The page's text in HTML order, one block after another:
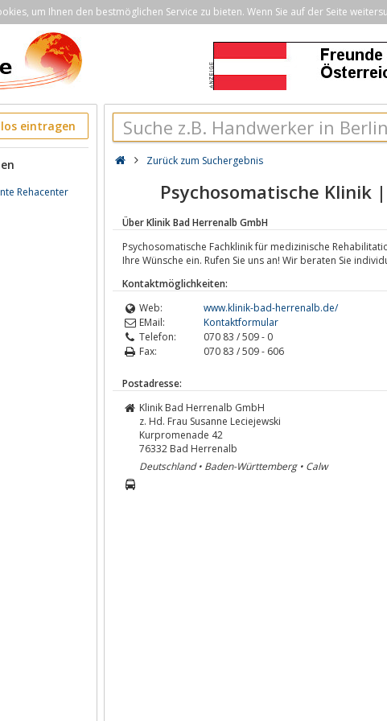
um Ihnen den bestmöglichen Service zu bieten. Wenn Sie auf der Seite
eintragen
Rehacenter
Zurück zum Suchergebnis
Psychosomatische Klinik
Über Klinik Bad Herrenalb GmbH
Psychosomatische Fachklinik für medizinische
Ihre Wünsche ein. Rufen Sie uns an! Wir beraten Sie
Kontaktmöglichkeiten:
Web:
www.klinik-bad-herrenalb.de/
EMail:
Kontaktformular
Telefon:
070 83 / 509 - 0
Fax:
070 83 / 509 - 606
Postadresse:
Klinik Bad Herrenalb GmbH
z. Hd. Frau Susanne Leciejewski
Kurpromenade 42
76332 Bad Herrenalb
Deutschland • Baden-Württemberg • Calw